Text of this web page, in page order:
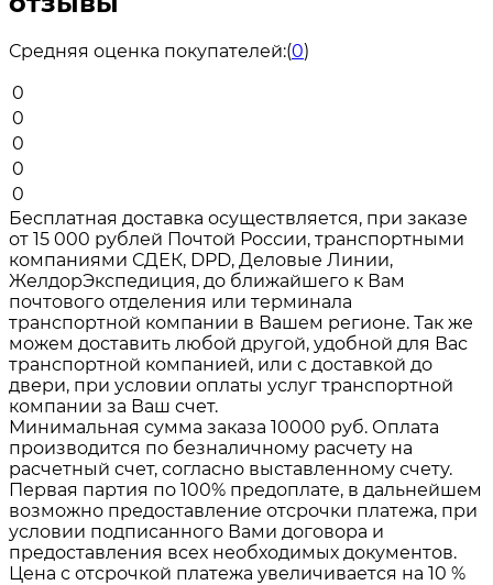
Средняя оценка покупателей:(0)
0
0
0
0
0
Бесплатная доставка осуществляется, при заказе
от 15 000 рублей Почтой России, транспортными
компаниями СДЕК, DPD, Деловые Линии,
ЖелдорЭкспедиция, до ближайшего к Вам
почтового отделения или терминала
транспортной компании в Вашем регионе. Так же
можем доставить любой другой, удобной для Вас
транспортной компанией, или с доставкой до
двери, при условии оплаты услуг транспортной
компании за Ваш счет.
Минимальная сумма заказа 10000 руб. Оплата
производится по безналичному расчету на
расчетный счет, согласно выставленному счету.
Первая партия по 100% предоплате, в дальнейшем
возможно предоставление отсрочки платежа, при
условии подписанного Вами договора и
предоставления всех необходимых документов.
Цена с отсрочкой платежа увеличивается на 10 %